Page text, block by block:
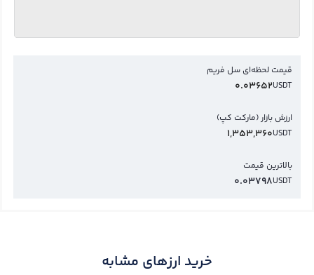
قیمت لحظه‌ای سل فریم
USDT
0.03652
ارزش بازار (مارکت کپ)
USDT
1,353,360
بالاترین قیمت
USDT
0.03798
خرید ارزهای مشابه